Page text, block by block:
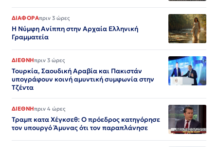
ΔΙΑΦΟΡΑπριν 3 ώρες
Η Νύμφη Ανίππη στην Αρχαία Ελληνική
Γραμματεία
ΔΙΕΘΝΗπριν 3 ώρες
Τουρκία, Σαουδική Αραβία και Πακιστάν
υπογράφουν κοινή αμυντική συμφωνία στην
Τζέντα
ΔΙΕΘΝΗπριν 4 ώρες
Τραμπ κατα Χέγκσεθ: Ο πρόεδρος κατηγόρησε
τον υπουργό Άμυνας ότι τον παραπλάνησε